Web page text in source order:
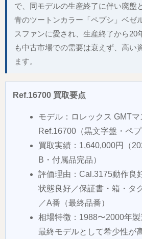
で、同モデルの生産終了に伴い廃盤
青のツートンカラー「ペプシ」ベゼ
スファンに愛され、生産終了から20
も中古市場での需要は衰えず、高い
ます。
Ref.16700 買取要点
モデル：ロレックス GMTマ
Ref.16700（黒文字盤・ペプ
買取実績：1,640,000円（
B・付属品完品）
評価理由：Cal.3175動作良
状態良好／保証書・箱・タ
／A番（最終品番）
相場特徴：1988〜2000年製
最終モデルとして希少性が